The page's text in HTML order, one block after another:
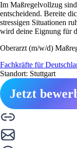
Im Maßregelvollzug
entscheidend. Bereite
stressigen Situationen
wird deine Eignung für
Oberarzt (m/w/d)
Fachkräfte für
Standort: Stuttgart
Jetzt